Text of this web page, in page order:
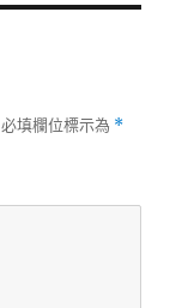
必填欄位標示為 *